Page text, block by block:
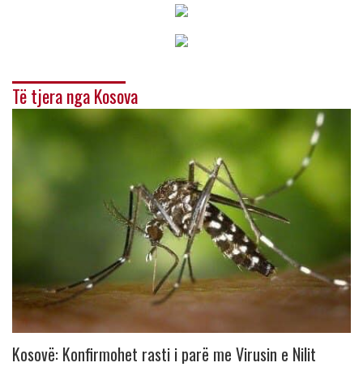
Të tjera nga Kosova
Kosovë: Konfirmohet rasti i parë me Virusin e Nilit